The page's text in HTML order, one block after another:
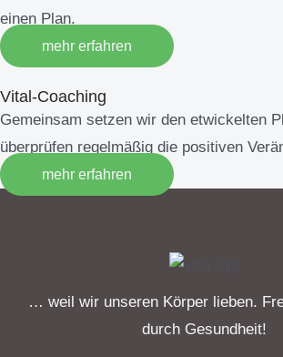
einen Plan.
mehr erfahren
Vital-Coaching
Gemeinsam setzen wir den etwickelten
überprüfen regelmäßig die positiven
mehr erfahren
… weil wir unseren Körper lieben.
durch Gesundheit!